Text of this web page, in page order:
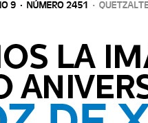
JUEVES 11 DE JUNIO DE 2026
Supercopa ya
tiene horario 14
LA VOZ DE XELA SPORTS